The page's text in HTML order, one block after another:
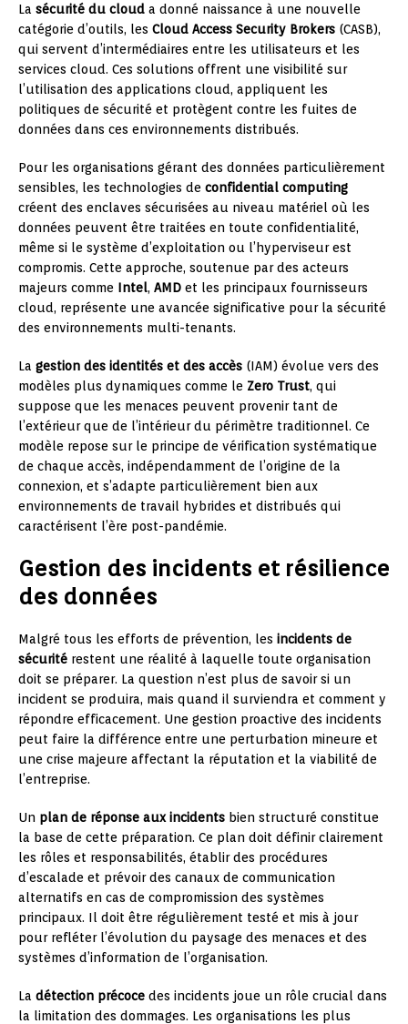
La sécurité du cloud a donné naissance à une nouvelle
catégorie d’outils, les Cloud Access Security Brokers (CASB),
qui servent d’intermédiaires entre les utilisateurs et les
services cloud. Ces solutions offrent une visibilité sur
l’utilisation des applications cloud, appliquent les
politiques de sécurité et protègent contre les fuites de
données dans ces environnements distribués.
Pour les organisations gérant des données particulièrement
sensibles, les technologies de confidential computing
créent des enclaves sécurisées au niveau matériel où les
données peuvent être traitées en toute confidentialité,
même si le système d’exploitation ou l’hyperviseur est
compromis. Cette approche, soutenue par des acteurs
majeurs comme Intel, AMD et les principaux fournisseurs
cloud, représente une avancée significative pour la sécurité
des environnements multi-tenants.
La gestion des identités et des accès (IAM) évolue vers des
modèles plus dynamiques comme le Zero Trust, qui
suppose que les menaces peuvent provenir tant de
l’extérieur que de l’intérieur du périmètre traditionnel. Ce
modèle repose sur le principe de vérification systématique
de chaque accès, indépendamment de l’origine de la
connexion, et s’adapte particulièrement bien aux
environnements de travail hybrides et distribués qui
caractérisent l’ère post-pandémie.
Gestion des incidents et résilience
des données
Malgré tous les efforts de prévention, les incidents de
sécurité restent une réalité à laquelle toute organisation
doit se préparer. La question n’est plus de savoir si un
incident se produira, mais quand il surviendra et comment y
répondre efficacement. Une gestion proactive des incidents
peut faire la différence entre une perturbation mineure et
une crise majeure affectant la réputation et la viabilité de
l’entreprise.
Un plan de réponse aux incidents bien structuré constitue
la base de cette préparation. Ce plan doit définir clairement
les rôles et responsabilités, établir des procédures
d’escalade et prévoir des canaux de communication
alternatifs en cas de compromission des systèmes
principaux. Il doit être régulièrement testé et mis à jour
pour refléter l’évolution du paysage des menaces et des
systèmes d’information de l’organisation.
La détection précoce des incidents joue un rôle crucial dans
la limitation des dommages. Les organisations les plus